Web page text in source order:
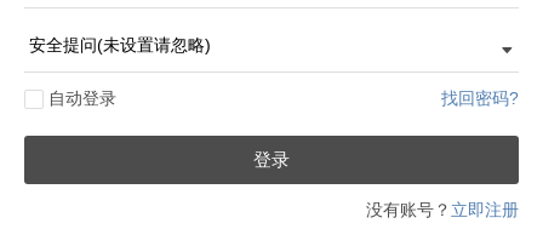
自动登录 找回密码?
登录
没有账号？ 立即注册